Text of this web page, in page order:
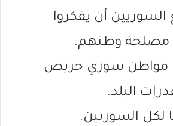
أن يفكروا
مصلحة وطنهم.
مواطن سوري حريص
البلد.
لكل السوريين.